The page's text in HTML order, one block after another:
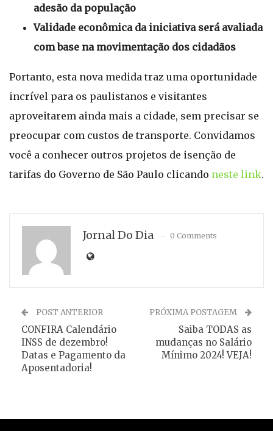
adesão da população
Validade econômica da iniciativa será avaliada
com base na movimentação dos cidadãos
Portanto, esta nova medida traz uma oportunidade
incrível para os paulistanos e visitantes
aproveitarem ainda mais a cidade, sem precisar se
preocupar com custos de transporte. Convidamos
você a conhecer outros projetos de isenção de
tarifas do Governo de São Paulo clicando neste link.
Jornal Do Dia 0 Comments
POST ANTERIOR
CONFIRA Calendário
INSS de dezembro!
Datas e Pagamento da
Aposentadoria!
PRÓXIMA POSTAGEM
Saiba TODAS as
mudanças no Salário
Mínimo 2024! VEJA!